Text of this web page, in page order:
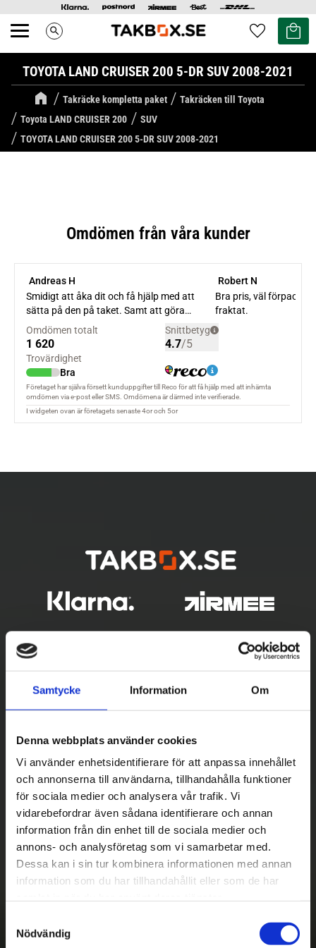
Samtycke Information Om
Denna webbplats använder cookies
Vi använder enhetsidentifierare för att anpassa innehållet
och annonserna till användarna, tillhandahålla funktioner
för sociala medier och analysera vår trafik. Vi
vidarebefordrar även sådana identifierare och annan
information från din enhet till de sociala medier och
annons- och analysföretag som vi samarbetar med.
Dessa kan i sin tur kombinera informationen med annan
information som du har tillhandahållit eller som de har
Nödvändig
Meny search Favoriter
Kundvagn
TOYOTA LAND CRUISER 200 5-DR SUV 2008-2021
Takräcke kompletta paket
Takräcken till Toyota
Toyota LAND CRUISER 200
SUV
TOYOTA LAND CRUISER 200 5-DR SUV 2008-2021
Betala säkert
|| Välj ||
Snabba leveranser
|| Eller ||
Hämta på lagret med/utan montering